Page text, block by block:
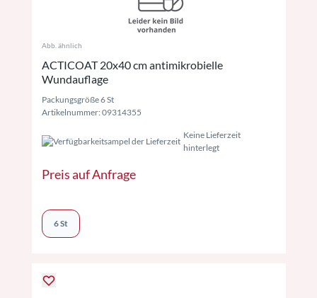
Abb. ähnlich
ACTICOAT 20x40 cm antimikrobielle
Wundauflage
Packungsgröße 6 St
Artikelnummer: 09314355
Keine Lieferzeit
hinterlegt
Preis auf Anfrage
6 St